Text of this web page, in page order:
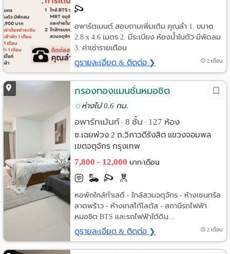
อพาร์ตเมนต์ สอบถามเพิ่มเติม คุณลำ 1. ขนาด
2.8 x 4.6 เมตร 2. มีระเบียง ห้องน้ำในตัว มีพัดลม
3. ค่าเช่ารายเดือน
ดูรายละเอียด & ติดต่อ ❯ 2 เดือน
กรองทองแมนชั่นหมอชิต
ห่างไป 0.6 กม.
อพาร์ทเม้นท์ • 8 ชั้น • 127 ห้อง
ซ.เฉยพ่วง 2 ถ.วิภาวดีรังสิต แขวงจอมพล
เขตจตุจักร กรุงเทพ
7,800 - 12,000 บาท/เดือน
หอพักใกล้ทำเลดี - ใกล้สวนจตุจักร - ห้างเซนทรัล
ลาดพร้าว - ห้างเทสโก้โลตัส - สถานีรถไฟฟ้า
หมอชิต BTS และรถไฟฟ้าใต้ดิน...
ดูรายละเอียด & ติดต่อ ❯ 2 เดือน